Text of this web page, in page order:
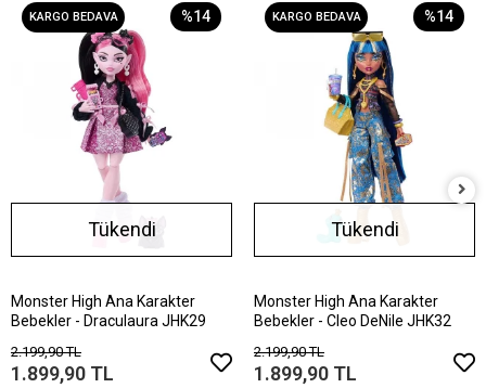
KARGO BEDAVA %14
Tükendi
Monster High Ana Karakter
Bebekler - Draculaura JHK29
2.199,90 TL
1.899,90 TL
KARGO BEDAVA %14
Tükendi
Monster High Ana Karakter
Bebekler - Cleo DeNile JHK32
2.199,90 TL
1.899,90 TL